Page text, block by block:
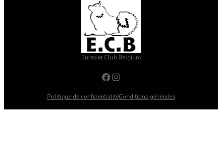
Eurasier Club Belgium
Facebook Instagram
Politique de confidentialitéConditions générales